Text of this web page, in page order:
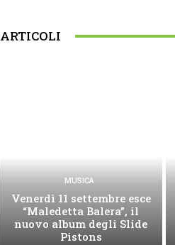
ARTICOLI
MUSICA
Venerdì 11 settembre esce
“Maledetta Balera”, il
nuovo album degli Slide
Pistons